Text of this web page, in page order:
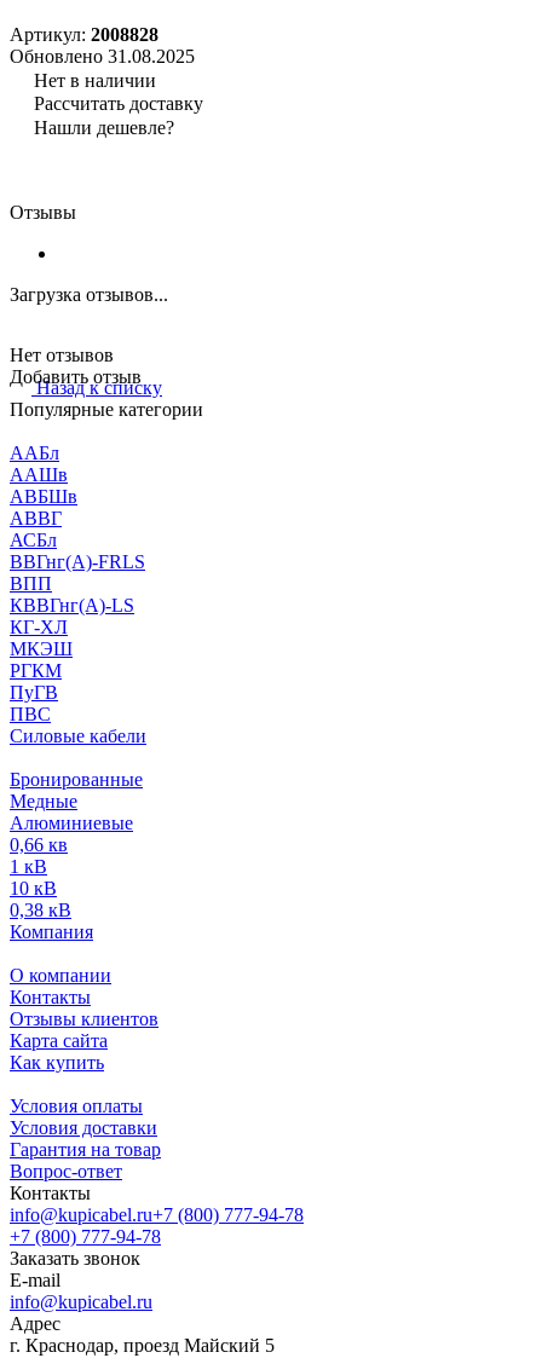
Артикул: 2008828
Обновлено 31.08.2025
Нет в наличии
Рассчитать доставку
Нашли дешевле?
Отзывы
Загрузка отзывов...
Нет отзывов
Добавить отзыв
Назад к списку
Популярные категории
ААБл
ААШв
АВБШв
АВВГ
АСБл
ВВГнг(А)-FRLS
ВПП
КВВГнг(А)-LS
КГ-ХЛ
МКЭШ
РГКМ
ПуГВ
ПВС
Силовые кабели
Бронированные
Медные
Алюминиевые
0,66 кв
1 кВ
10 кВ
0,38 кВ
Компания
О компании
Контакты
Отзывы клиентов
Карта сайта
Как купить
Условия оплаты
Условия доставки
Гарантия на товар
Вопрос-ответ
Контакты
info@kupicabel.ru+7 (800) 777-94-78
+7 (800) 777-94-78
Заказать звонок
E-mail
info@kupicabel.ru
Адрес
г. Краснодар, проезд Майский 5